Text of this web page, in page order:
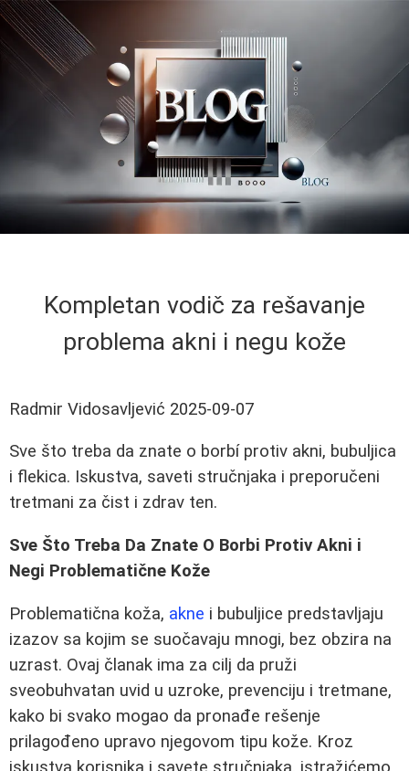
Kompletan vodič za rešavanje
problema akni i negu kože
Radmir Vidosavljević 2025-09-07
Sve što treba da znate o borbí protiv akni, bubuljica
i flekica. Iskustva, saveti stručnjaka i preporučeni
tretmani za čist i zdrav ten.
Sve Što Treba Da Znate O Borbi Protiv Akni i
Negi Problematične Kože
Problematična koža, akne i bubuljice predstavljaju
izazov sa kojim se suočavaju mnogi, bez obzira na
uzrast. Ovaj članak ima za cilj da pruži
sveobuhvatan uvid u uzroke, prevenciju i tretmane,
kako bi svako mogao da pronađe rešenje
prilagođeno upravo njegovom tipu kože. Kroz